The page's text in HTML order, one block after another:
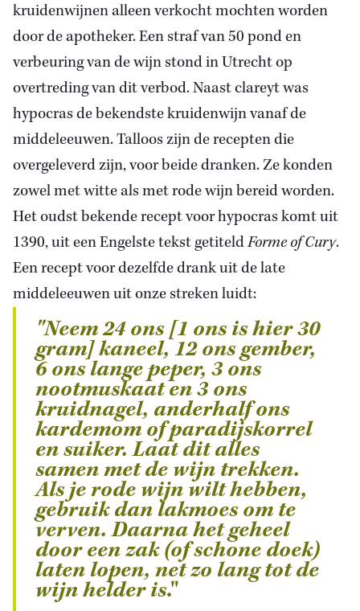
kruidenwijnen alleen verkocht mochten worden
door de apotheker. Een straf van 50 pond en
verbeuring van de wijn stond in Utrecht op
overtreding van dit verbod. Naast clareyt was
hypocras de bekendste kruidenwijn vanaf de
middeleeuwen. Talloos zijn de recepten die
overgeleverd zijn, voor beide dranken. Ze konden
zowel met witte als met rode wijn bereid worden.
Het oudst bekende recept voor hypocras komt uit
1390, uit een Engelste tekst getiteldForme of Cury.
Een recept voor dezelfde drank uit de late
middeleeuwen uit onze streken luidt:
"Neem 24 ons [1 ons is hier 30
gram] kaneel, 12 ons gember,
6 ons lange peper, 3 ons
nootmuskaat en 3 ons
kruidnagel, anderhalf ons
kardemom of paradijskorrel
en suiker. Laat dit alles
samen met de wijn trekken.
Als je rode wijn wilt hebben,
gebruik dan lakmoes om te
verven. Daarna het geheel
door een zak (of schone doek)
laten lopen, net zo lang tot de
wijn helder is."